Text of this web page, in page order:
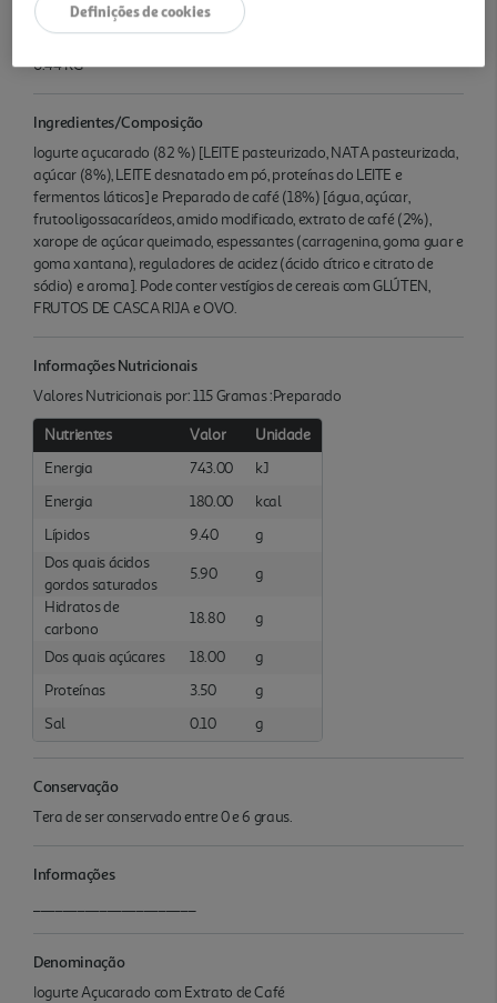
Quantidade Liquida
0.44 KG
Ingredientes/Composição
Iogurte açucarado (82 %) [LEITE pasteurizado, NATA pasteurizada,
açúcar (8%), LEITE desnatado em pó, proteínas do LEITE e
fermentos láticos] e Preparado de café (18%) [água, açúcar,
frutooligossacarídeos, amido modificado, extrato de café (2%),
xarope de açúcar queimado, espessantes (carragenina, goma guar e
goma xantana), reguladores de acidez (ácido cítrico e citrato de
sódio) e aroma]. Pode conter vestígios de cereais com GLÚTEN,
FRUTOS DE CASCA RIJA e OVO.
Informações Nutricionais
Valores Nutricionais por: 115 Gramas :Preparado
Nutrientes Valor
Unidade
Energia
743.00
kJ
Energia
180.00
kcal
Lípidos
9.40
g
Dos quais ácidos
gordos saturados
5.90
g
Hidratos de
carbono
18.80 g
Dos quais açúcares 18.00
g
Proteínas
3.50
g
Sal
0.10 g
Conservação
Tera de ser conservado entre 0 e 6 graus.
Informações
Denominação
Iogurte Açucarado com Extrato de Café
Definições de cookies